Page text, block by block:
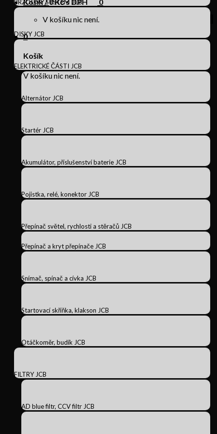
V košíku nic není.
0
Košík
V košíku nic není.
BRZDOVÝ SYSTÉM JCB
DISKY JCB
ELEKTRICKÉ ČÁSTI JCB
Alternátor JCB
Startér JCB
Akumulátor, příslušenství baterie JCB
Pojistka, relé, konektor JCB
Přepínač světel, rychlosti a stěračů JCB
Přepínač a kryt přepínače JCB
Snímač, spínač a cívka JCB
Startovací skříňka, klakson JCB
Otáčkoměr, budík JCB
FILTRY JCB
AD blue filtr, CCV filtr JCB